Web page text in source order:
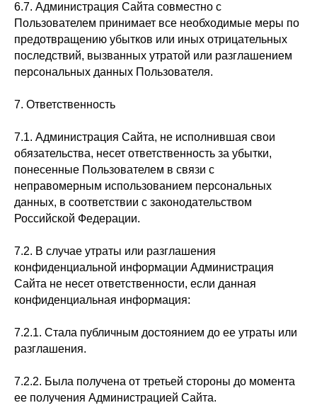
6.7. Администрация Сайта совместно с
Пользователем принимает все необходимые меры по
предотвращению убытков или иных отрицательных
последствий, вызванных утратой или разглашением
персональных данных Пользователя.
7. Ответственность
7.1. Администрация Сайта, не исполнившая свои
обязательства, несет ответственность за убытки,
понесенные Пользователем в связи с
неправомерным использованием персональных
данных, в соответствии с законодательством
Российской Федерации.
7.2. В случае утраты или разглашения
конфиденциальной информации Администрация
Сайта не несет ответственности, если данная
конфиденциальная информация:
7.2.1. Стала публичным достоянием до ее утраты или
разглашения.
7.2.2. Была получена от третьей стороны до момента
ее получения Администрацией Сайта.